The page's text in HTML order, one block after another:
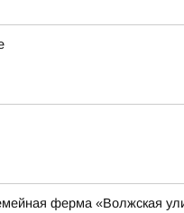
ферма «Волжская